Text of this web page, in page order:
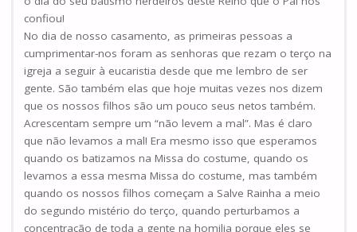
confiou!
No dia de nosso casamento, as primeiras pessoas a
cumprimentar-nos foram as senhoras que rezam o terço na
igreja a seguir à eucaristia desde que me lembro de ser
gente. São também elas que hoje muitas vezes nos dizem
que os nossos filhos são um pouco seus netos também.
Acrescentam sempre um “não levem a mal”. Mas é claro
que não levamos a mal! Era mesmo isso que esperamos
quando os batizamos na Missa do costume, quando os
levamos a essa mesma Missa do costume, mas também
quando os nossos filhos começam a Salve Rainha a meio
do segundo mistério do terço, quando perturbamos a
concentração de toda a gente na homilia porque eles se